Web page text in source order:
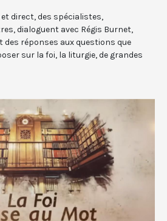
direct, des spécialistes,
dialoguent avec Régis Burnet,
réponses aux questions que
sur la foi, la liturgie, de grandes